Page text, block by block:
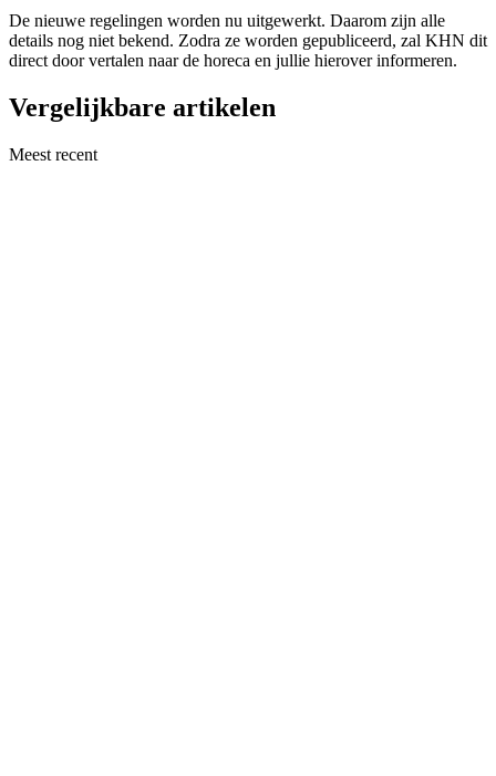
De nieuwe regelingen worden nu uitgewerkt. Daarom zijn alle
details nog niet bekend. Zodra ze worden gepubliceerd, zal KHN dit
direct door vertalen naar de horeca en jullie hierover informeren.
Vergelijkbare artikelen
Meest recent